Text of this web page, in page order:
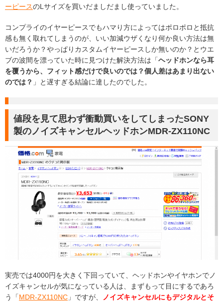
ーピースのLサイズを買いだましだまし使っていました。
コンプライのイヤーピースでもハマり方によってはポロポロと抵抗
感も無く取れてしまうのが、いい加減ウザくなり何か良い方法は無
いだろうか？やっぱりカスタムイヤーピースしか無いのか？とウエ
ブの波間を漂っていた時に見つけた解決方法は「ヘッドホンなら耳
を覆うから、フィット感だけで良いのでは？個人差はあまり出ない
のでは？ 」と遅すぎる結論に達したのでした。
値段を見て思わず衝動買いをしてしまったSONY
製のノイズキャンセルヘッドホンMDR-ZX110NC
実売では4000円を大きく下回っていて、ヘッドホンやイヤホンでノ
イズキャンセルが気になっている人は、まずもって目にするであろ
う「MDR-ZX110NC 」ですが、
ノイズキャンセルにもデジタルとそ